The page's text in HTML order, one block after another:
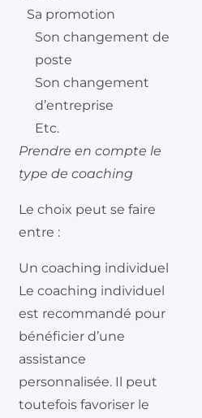
Sa promotion
Son changement de
poste
Son changement
d’entreprise
Etc.
Prendre en compte le
type de coaching
Le choix peut se faire
entre :
Un coaching individuel
Le coaching individuel
est recommandé pour
bénéficier d’une
assistance
personnalisée. Il peut
toutefois favoriser le